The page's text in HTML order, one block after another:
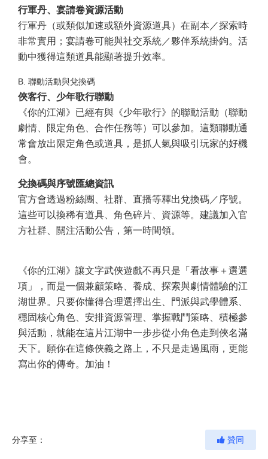
行軍丹、宴請卷資源活動
行軍丹（或類似加速或額外資源道具）在副本／探索時
非常實用；宴請卷可能與社交系統／夥伴系統掛鉤。活
動中獲得這類道具能顯著提升效率。
B. 聯動活動與兌換碼
俠客行、少年歌行聯動
《你的江湖》已經有與《少年歌行》的聯動活動（聯動
劇情、限定角色、合作任務等）可以參加。這類聯動通
常會放出限定角色或道具，是抓人氣與吸引玩家的好機
會。
兌換碼與序號匯總資訊
官方會透過粉絲團、社群、直播等釋出兌換碼／序號。
這些可以換稀有道具、角色碎片、資源等。建議加入官
方社群、關注活動公告，第一時間領。
《你的江湖》讓文字武俠遊戲不再只是「看故事＋選選
項」，而是一個兼顧策略、養成、探索與劇情體驗的江
湖世界。只要你懂得合理選擇出生、門派與武學體系、
穩固核心角色、安排資源管理、掌握戰鬥策略、積極參
與活動，就能在這片江湖中一步步從小角色走到俠名滿
天下。願你在這條俠義之路上，不只是走過風雨，更能
寫出你的傳奇。加油！
贊同
分享至：